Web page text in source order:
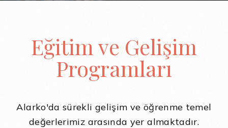
Eğitim ve Gelişim
Programları
Alarko'da sürekli gelişim ve öğrenme temel
değerlerimiz arasında yer almaktadır.